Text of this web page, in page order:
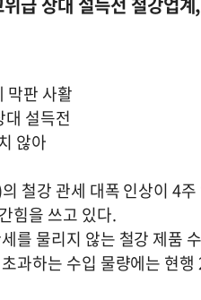
막판 사활
설득전
않아
철강 관세 대폭 인상이 4
힘을 쓰고 있다.
를 물리지 않는 철강 제품
과하는 수입 물량에는 현